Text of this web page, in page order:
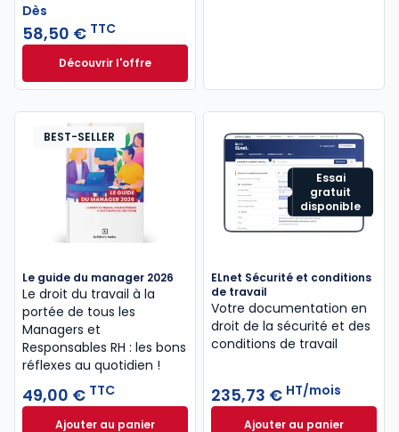
Dès
58,50 € TTC
Découvrir l'offreDroit de la négociation collective 2024/25. 2e éd.
Dès
BEST-SELLER
Le guide du manager 2026
Le droit du travail à la
portée de tous les
Managers et
Responsables RH : les bons
réflexes au quotidien !
49,00 € TTC
Ajouter au panier
Essai
gratuit
disponible
ELnet Sécurité et conditions
de travail
Votre documentation en
droit de la sécurité ​et des
conditions de travail
235,73 € HT/mois
Ajouter au panier